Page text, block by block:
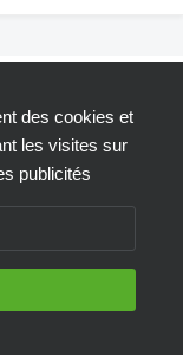
des cookies et
les visites sur
publicités